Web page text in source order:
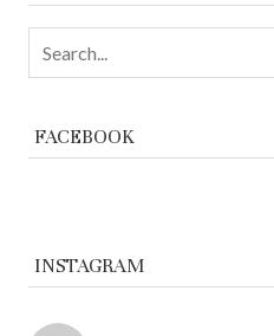
FACEBOOK
INSTAGRAM